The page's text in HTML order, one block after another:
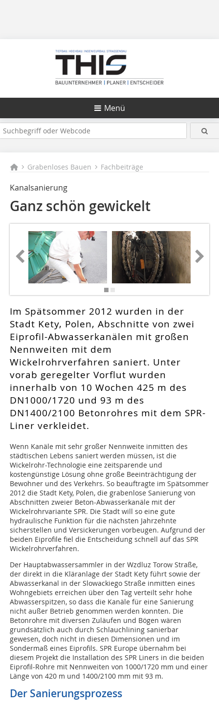
Menü
Grabenloses Bauen Fachbeiträge
Kanalsanierung
Ganz schön gewickelt
Im Spätsommer 2012 wurden in der
Stadt Kety, Polen, Abschnitte von zwei
Eiprofil-Abwasserkanälen mit großen
Nennweiten mit dem
Wickelrohrverfahren saniert. Unter
vorab geregelter Vorflut wurden
innerhalb von 10 Wochen 425 m des
DN1000/1720 und 93 m des
DN1400/2100 Betonrohres mit dem SPR-
Liner verkleidet.
Wenn Kanäle mit sehr großer Nennweite inmitten des
städtischen Lebens saniert werden müssen, ist die
Wickelrohr-Technologie eine zeitsparende und
kostengünstige Lösung ohne große Beeinträchtigung der
Bewohner und des Verkehrs. So beauftragte im Spätsommer
2012 die Stadt Kety, Polen, die grabenlose Sanierung von
Abschnitten zweier Beton-Abwasserkanäle mit der
Wickelrohrvariante SPR. Die Stadt will so eine gute
hydraulische Funktion für die nächsten Jahrzehnte
sicherstellen und Versickerungen vorbeugen. Aufgrund der
beiden Eiprofile fiel die Entscheidung schnell auf das SPR
Wickelrohrverfahren.
Der Hauptabwassersammler in der Wzdluz Torow Straße,
der direkt in die Kläranlage der Stadt Kety führt sowie der
Abwasserkanal in der Slowackiego Straße inmitten eines
Wohngebiets erreichen über den Tag verteilt sehr hohe
Abwasserspitzen, so dass die Kanäle für eine Sanierung
nicht außer Betrieb genommen werden konnten. Die
Betonrohre mit diversen Zuläufen und Bögen wären
grundsätzlich auch durch Schlauchlining sanierbar
gewesen, doch nicht in diesen Dimensionen und im
Sondermaß eines Eiprofils. SPR Europe übernahm bei
diesem Projekt die Installation des SPR Liners in die beiden
Eiprofil-Rohre mit Nennweiten von 1000/1720 mm und einer
Länge von 420 m und 1400/2100 mm mit 93 m.
Der Sanierungsprozess